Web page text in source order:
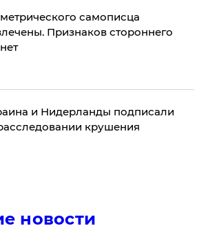
самописца
Признаков стороннего
и Нидерланды подписали
крушения
новости